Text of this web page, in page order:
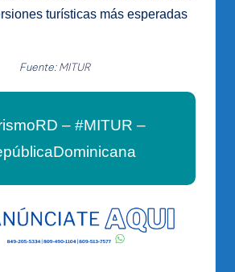
turísticas más esperadas
Fuente:MITUR
– #MITUR –